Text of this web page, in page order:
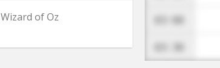
Wizard of Oz